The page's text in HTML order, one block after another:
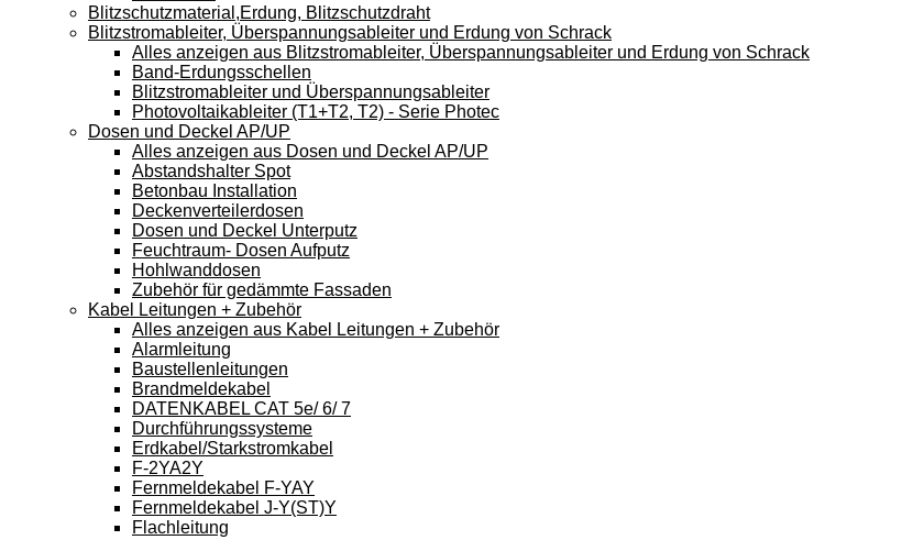
Blitzschutzmaterial,Erdung, Blitzschutzdraht
Blitzstromableiter, Überspannungsableiter und Erdung von Schrack
Alles anzeigen aus Blitzstromableiter, Überspannungsableiter und Erdung von Schrack
Band-Erdungsschellen
Blitzstromableiter und Überspannungsableiter
Photovoltaikableiter (T1+T2, T2) - Serie Photec
Dosen und Deckel AP/UP
Alles anzeigen aus Dosen und Deckel AP/UP
Abstandshalter Spot
Betonbau Installation
Deckenverteilerdosen
Dosen und Deckel Unterputz
Feuchtraum- Dosen Aufputz
Hohlwanddosen
Zubehör für gedämmte Fassaden
Kabel Leitungen + Zubehör
Alles anzeigen aus Kabel Leitungen + Zubehör
Alarmleitung
Baustellenleitungen
Brandmeldekabel
DATENKABEL CAT 5e/ 6/ 7
Durchführungssysteme
Erdkabel/Starkstromkabel
F-2YA2Y
Fernmeldekabel F-YAY
Fernmeldekabel J-Y(ST)Y
Flachleitung